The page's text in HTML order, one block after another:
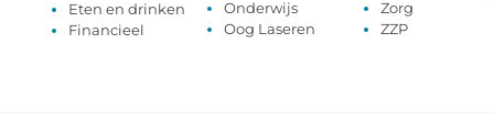
Eten en drinken
Financieel
Onderwijs
Oog Laseren
Zorg
ZZP